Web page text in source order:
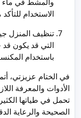
الاستخدام
تنظيف المنزل
التي قد يكون
باستخدام
في الختام عزيزتي،
الأدوات والمعرفة
تحمل في طياتها
الصحيحة والرعاية